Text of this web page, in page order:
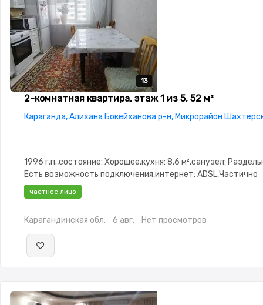
13
13
13
13
13
2-комнатная квартира, этаж 1 из 5, 52 м²
Караганда, Алихана Бокейханова р-н, Микрорайон
1996 г.п.,состояние: Хорошее,кухня: 8.6 м²,санузел:
Есть возможность подключения,интернет: ADSL,Частично
меблирована,Частично меблирована,паркинг:
окнах,Домофон,Кодовый
сантехника,Кладовка,Счётчики,Тихий двор
частное лицо
Карагандинская обл. 6 авг. Нет просмотров